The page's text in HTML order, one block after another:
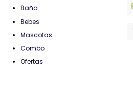
Baño
Bebes
Mascotas
Combo
Ofertas